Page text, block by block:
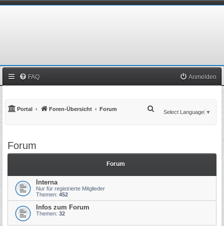
FAQ Anmelden
Portal Foren-Übersicht Forum
Select Language ▼
e
Forum
Forum
Interna
Nur für registrierte Mitglieder
Themen: 452
Infos zum Forum
Themen: 32